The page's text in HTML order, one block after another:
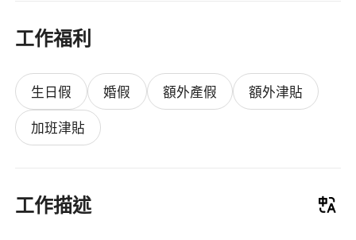
工作福利
生日假 婚假 額外產假
額外津貼
加班津貼
工作描述